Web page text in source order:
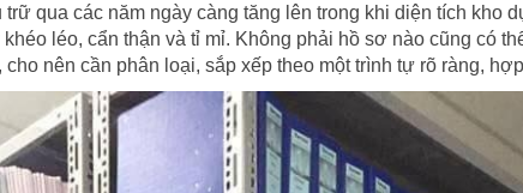
qua các năm ngày càng tăng lên trong khi diện tích kho
léo, cẩn thận và tỉ mỉ. Không phải hồ sơ nào cũng có
nên cần phân loại, sắp xếp theo một trình tự rõ ràng,